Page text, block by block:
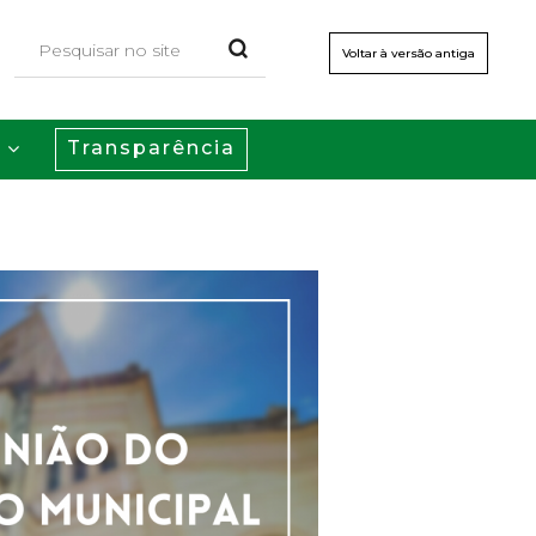
Voltar à versão antiga
Transparência